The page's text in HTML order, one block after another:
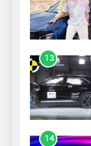
13
14